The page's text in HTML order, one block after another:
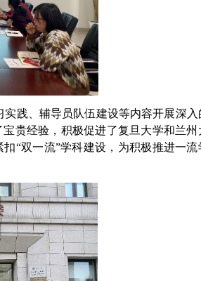
践、辅导员队伍建设等内容开展深入
贵经验，积极促进了复旦大学和兰州
“双一流”学科建设，为积极推进一流